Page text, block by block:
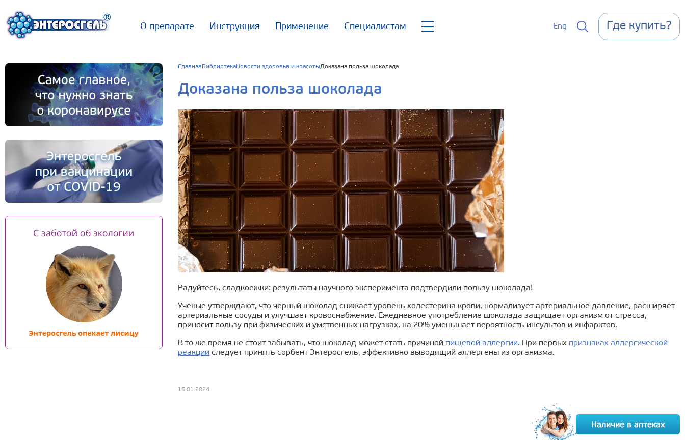
О препарате Инструкция Применение Специалистам Eng Где купить?
Главная БиблиотекаНовости здоровья и красотыДоказана польза шоколада
Доказана польза шоколада
Радуйтесь, сладкоежки: результаты научного эксперимента подтвердили пользу шоколада!
Учёные утверждают, что чёрный шоколад снижает уровень холестерина крови, нормализует артериальное давление, расширяет
артериальные сосуды и улучшает кровоснабжение. Ежедневное употребление шоколада защищает организм от стресса,
приносит пользу при физических и умственных нагрузках, на 20% уменьшает вероятность инсультов и инфарктов.
В то же время не стоит забывать, что шоколад может стать причиной пищевой аллергии. При первых признаках аллергической
реакции следует принять сорбент Энтеросгель, эффективно выводящий аллергены из организма.
15.01.2024